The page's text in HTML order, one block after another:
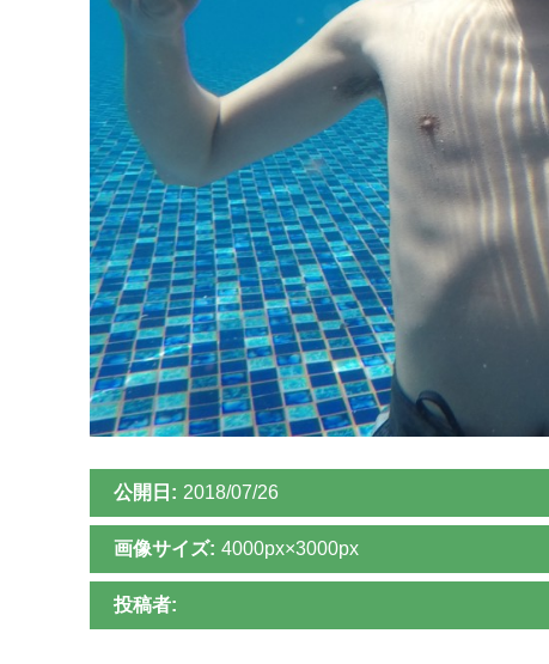
公開日: 2018/07/26
画像サイズ: 4000px×3000px
投稿者: